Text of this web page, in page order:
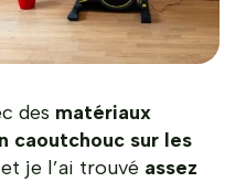
des matériaux
caoutchouc sur les
et je l’ai trouvé assez